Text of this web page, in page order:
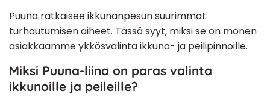
Puuna ratkaisee ikkunanpesun suurimmat
turhautumisen aiheet. Tässä syyt, miksi se on monen
asiakkaamme ykkösvalinta ikkuna- ja peilipinnoille.
Miksi Puuna-liina on paras valinta
ikkunoille ja peileille?